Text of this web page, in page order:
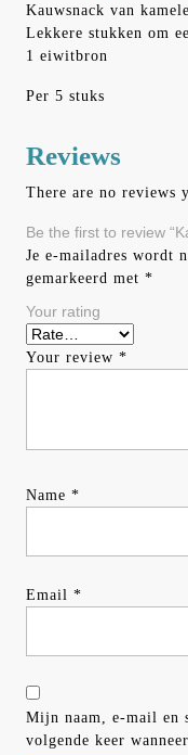
Kauwsnack van
Lekkere stukken om
1 eiwitbron
Per 5 stuks
Reviews
There are no reviews
Be the first to review
Je e-mailadres wordt
gemarkeerd met *
Your rating
Your review *
Name *
Email *
Mijn naam, e-mail en
volgende keer